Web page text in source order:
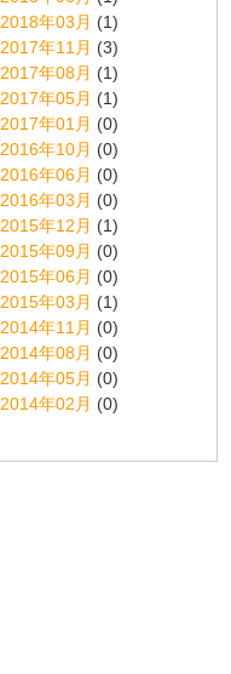
2018年03月 (1)
2017年11月 (3)
2017年08月 (1)
2017年05月 (1)
2017年01月 (0)
2016年10月 (0)
2016年06月 (0)
2016年03月 (0)
2015年12月 (1)
2015年09月 (0)
2015年06月 (0)
2015年03月 (1)
2014年11月 (0)
2014年08月 (0)
2014年05月 (0)
2014年02月 (0)